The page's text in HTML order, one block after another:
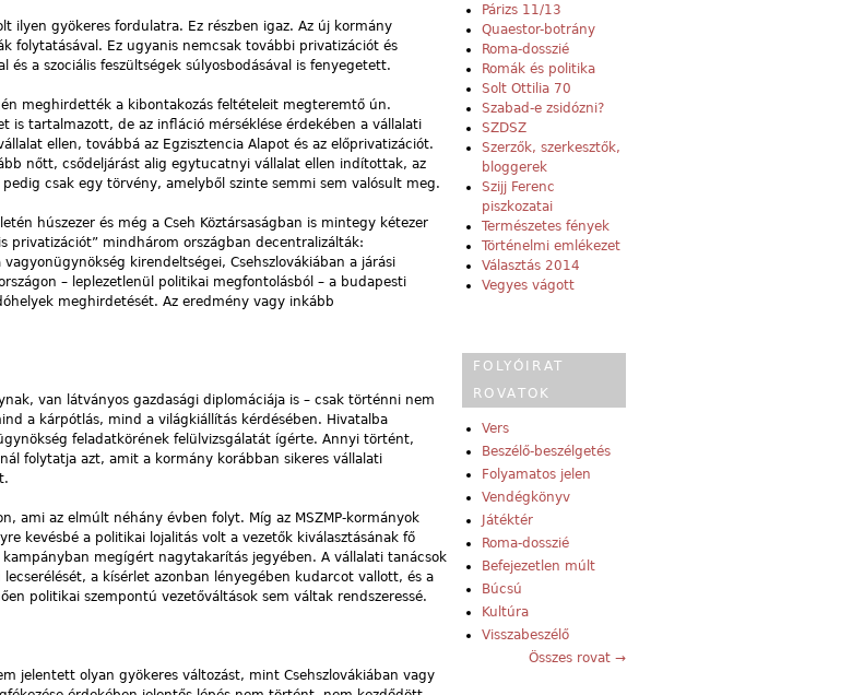
ilyen gyökeres fordulatra. Ez részben igaz. Az új kormány
folytatásával. Ez ugyanis nemcsak további privatizációt és
a szociális feszültségek súlyosbodásával is fenyegetett.
meghirdették a kibontakozás feltételeit megteremtő ún.
is tartalmazott, de az infláció mérséklése érdekében a vállalati
ellen, továbbá az Egzisztencia Alapot és az előprivatizációt.
nőtt, csődeljárást alig egytucatnyi vállalat ellen indítottak, az
csak egy törvény, amelyből szinte semmi sem valósult meg.
húszezer és még a Cseh Köztársaságban is mintegy kétezer
privatizációt” mindhárom országban decentralizálták:
kirendeltségei, Csehszlovákiában a járási
– leplezetlenül politikai megfontolásból – a budapesti
meghirdetését. Az eredmény vagy inkább
van látványos gazdasági diplomáciája is – csak történni nem
a kárpótlás, mind a világkiállítás kérdésében. Hivatalba
feladatkörének felülvizsgálatát ígérte. Annyi történt,
folytatja azt, amit a kormány korábban sikeres vállalati
ami az elmúlt néhány évben folyt. Míg az MSZMP-kormányok
kevésbé a politikai lojalitás volt a vezetők kiválasztásának fő
megígért nagytakarítás jegyében. A vállalati tanácsok
a kísérlet azonban lényegében kudarcot vallott, és a
politikai szempontú vezetőváltások sem váltak rendszeressé.
jelentett olyan gyökeres változást, mint Csehszlovákiában vagy
Párizs 11/13
Quaestor-botrány
Roma-dosszié
Romák és politika
Solt Ottilia 70
Szabad-e zsidózni?
SZDSZ
Szerzők, szerkesztők,
bloggerek
Szijj Ferenc
piszkozatai
Természetes fények
Történelmi emlékezet
Választás 2014
Vegyes vágott
FOLYÓIRAT
ROVATOK
Vers
Beszélő-beszélgetés
Folyamatos jelen
Vendégkönyv
Játéktér
Roma-dosszié
Befejezetlen múlt
Búcsú
Kultúra
Visszabeszélő
Összes rovat →